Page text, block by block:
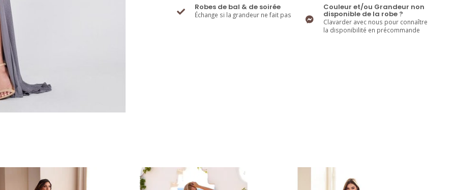
Robes de bal & de soirée
Échange si la grandeur ne fait pas
Couleur et/ou Grandeur non
disponible de la robe ?
Clavarder avec nous pour connaître
la disponibilité en précommande